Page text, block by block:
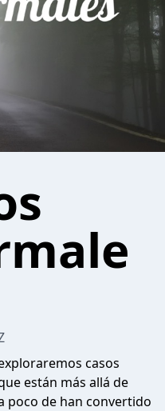
casos
están más allá de
poco de han convertido